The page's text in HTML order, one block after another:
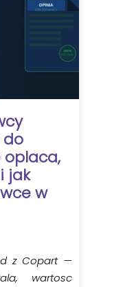
oplaca,
jak
w
z Copart —
wartosc